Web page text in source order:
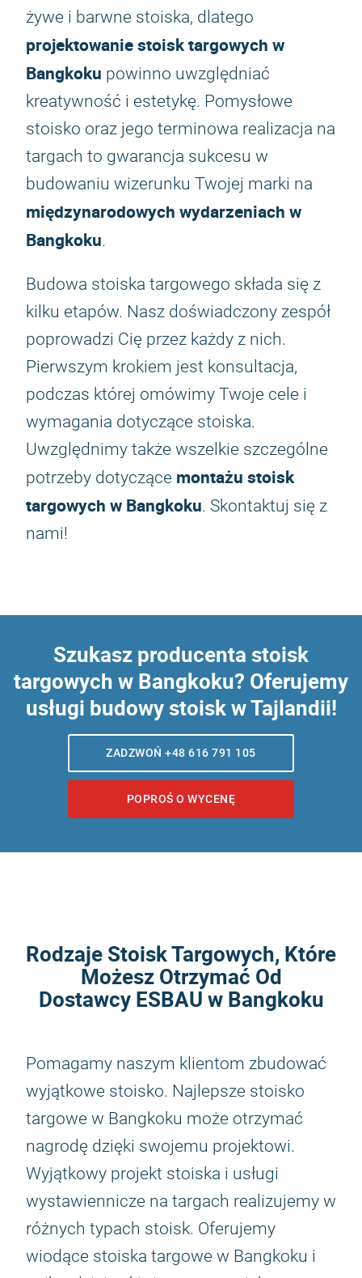
żywe i barwne stoiska, dlatego
projektowanie stoisk targowych w
Bangkoku powinno uwzględniać
kreatywność i estetykę. Pomysłowe
stoisko oraz jego terminowa realizacja na
targach to gwarancja sukcesu w
budowaniu wizerunku Twojej marki na
międzynarodowych wydarzeniach w
Bangkoku.
Budowa stoiska targowego składa się z
kilku etapów. Nasz doświadczony zespół
poprowadzi Cię przez każdy z nich.
Pierwszym krokiem jest konsultacja,
podczas której omówimy Twoje cele i
wymagania dotyczące stoiska.
Uwzględnimy także wszelkie szczególne
potrzeby dotyczące montażu stoisk
targowych w Bangkoku. Skontaktuj się z
nami!
Szukasz producenta stoisk
targowych w Bangkoku? Oferujemy
usługi budowy stoisk w Tajlandii!
ZADZWOŃ +48 616 791 105
POPROŚ O WYCENĘ
Rodzaje Stoisk Targowych, Które
Możesz Otrzymać Od
Dostawcy ESBAU w Bangkoku
Pomagamy naszym klientom zbudować
wyjątkowe stoisko. Najlepsze stoisko
targowe w Bangkoku może otrzymać
nagrodę dzięki swojemu projektowi.
Wyjątkowy projekt stoiska i usługi
wystawiennicze na targach realizujemy w
różnych typach stoisk. Oferujemy
wiodące stoiska targowe w Bangkoku i